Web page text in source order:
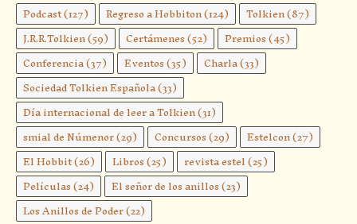
Podcast(127) Regreso a Hobbiton(124) Tolkien(87)
J.R.R.Tolkien(59) Certámenes(52) Premios(45)
Conferencia(37) Eventos(35) Charla(33)
Sociedad Tolkien Española(33)
Día internacional de leer a Tolkien(31)
smial de Númenor(29) Concursos(29) Estelcon(27)
El Hobbit(26) Libros(25) revista estel(25)
Películas(24) El señor de los anillos(23)
Los Anillos de Poder(22)